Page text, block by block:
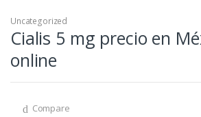
Uncategorized
Cialis 5 mg precio en
online
Compare